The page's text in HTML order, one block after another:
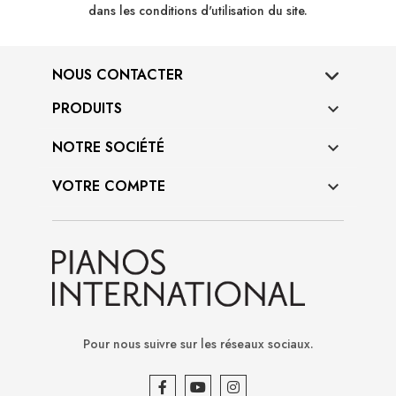
dans les conditions d'utilisation du site.
NOUS CONTACTER
PRODUITS

NOTRE SOCIÉTÉ 
VOTRE COMPTE 
Pour nous suivre sur les réseaux sociaux.